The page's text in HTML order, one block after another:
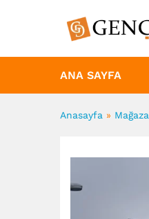
ANA SAYFA
Anasayfa » Mağaza